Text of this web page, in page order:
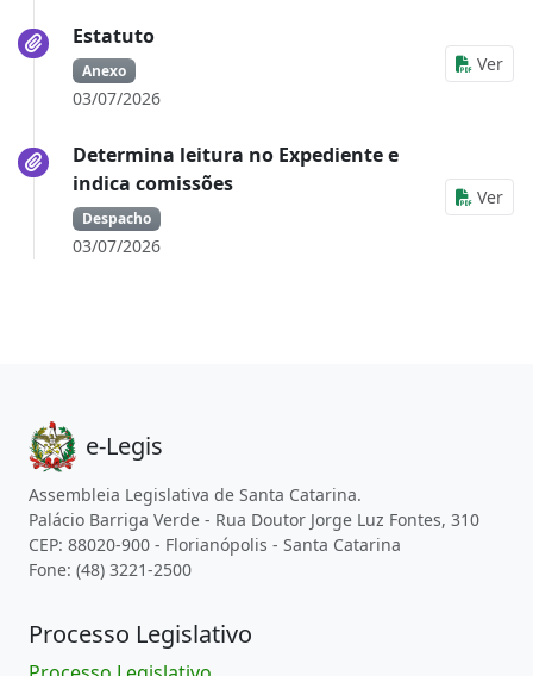
Estatuto
Anexo
03/07/2026
Ver
Determina leitura no Expediente e
indica comissões
Despacho
03/07/2026
Ver
e-Legis
Assembleia Legislativa de Santa Catarina.
Palácio Barriga Verde - Rua Doutor Jorge Luz Fontes, 310
CEP: 88020-900 - Florianópolis - Santa Catarina
Fone: (48) 3221-2500
Processo Legislativo